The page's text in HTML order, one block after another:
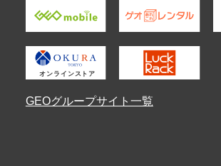
GEOグループサイト一覧